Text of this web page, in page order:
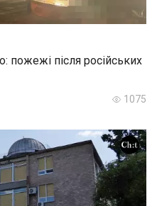
пожежі після російських
1075